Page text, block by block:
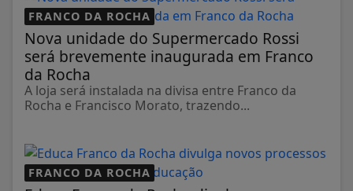
FRANCO DA ROCHA
Nova unidade do Supermercado Rossi
será brevemente inaugurada em Franco
da Rocha
A loja será instalada na divisa entre Franco da
Rocha e Francisco Morato, trazendo...
FRANCO DA ROCHA